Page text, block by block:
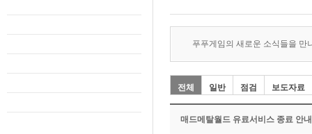
푸푸게임의 새로운 소식들을 만
전체 일반 점검 보도자료
매드메탈월드 유료서비스 종료 안내